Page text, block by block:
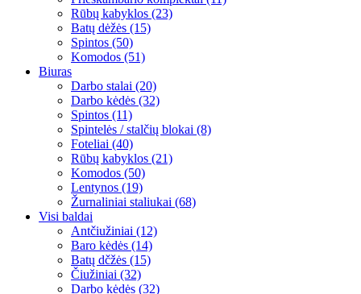
Rūbų kabyklos (23)
Batų dėžės (15)
Spintos (50)
Komodos (51)
Biuras
Darbo stalai (20)
Darbo kėdės (32)
Spintos (11)
Spintelės / stalčių blokai (8)
Foteliai (40)
Rūbų kabyklos (21)
Komodos (50)
Lentynos (19)
Žurnaliniai staliukai (68)
Visi baldai
Antčiužiniai (12)
Baro kėdės (14)
Batų dčžės (15)
Čiužiniai (32)
Darbo kėdės (32)